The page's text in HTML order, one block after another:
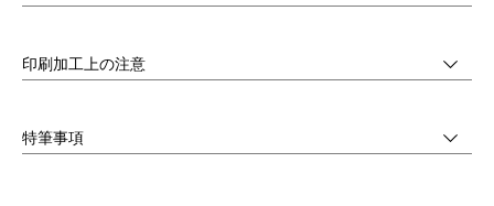
印刷加工上の注意
特筆事項